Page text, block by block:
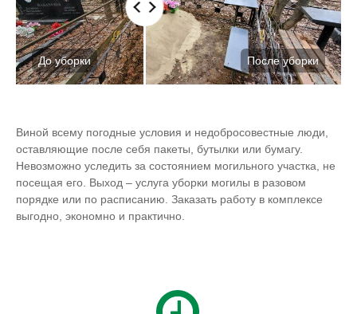
Виной всему погодные условия и недобросовестные люди,
оставляющие после себя пакеты, бутылки или бумагу.
Невозможно уследить за состоянием могильного участка, не
посещая его. Выход – услуга уборки могилы в разовом
порядке или по расписанию. Заказать работу в комплексе
выгодно, экономно и практично.